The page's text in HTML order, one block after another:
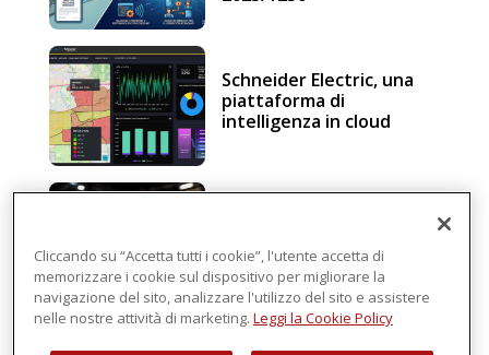
Schneider Electric, una
piattaforma di
intelligenza in cloud
Regolamento macchine
Cliccando su “Accetta tutti i cookie”, l'utente accetta di
memorizzare i cookie sul dispositivo per migliorare la
navigazione del sito, analizzare l'utilizzo del sito e assistere
nelle nostre attività di marketing. Leggi la Cookie Policy